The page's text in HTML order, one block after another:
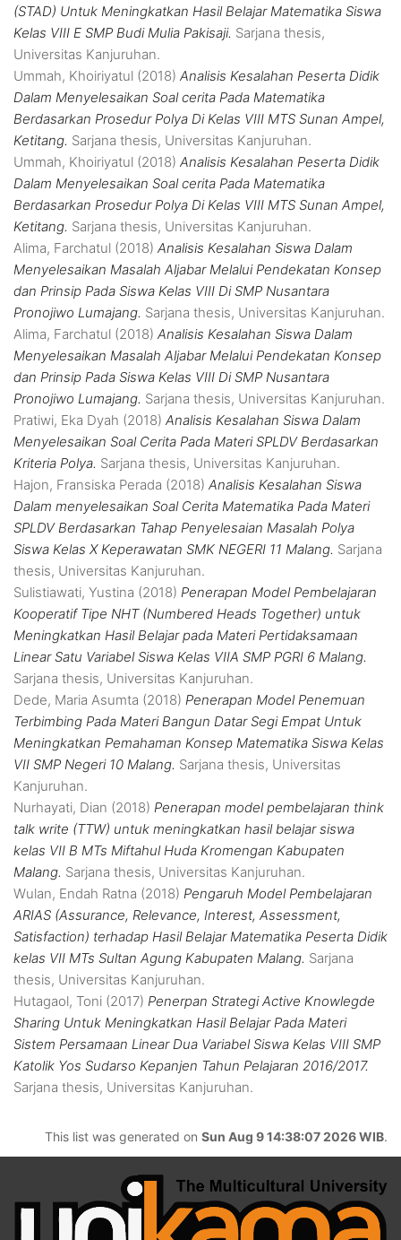
(STAD) Untuk Meningkatkan Hasil Belajar Matematika Siswa
Kelas VIII E SMP Budi Mulia Pakisaji. Sarjana thesis,
Universitas Kanjuruhan.
Ummah, Khoiriyatul (2018) Analisis Kesalahan Peserta Didik
Dalam Menyelesaikan Soal cerita Pada Matematika
Berdasarkan Prosedur Polya Di Kelas VIII MTS Sunan Ampel,
Ketitang. Sarjana thesis, Universitas Kanjuruhan.
Ummah, Khoiriyatul (2018) Analisis Kesalahan Peserta Didik
Dalam Menyelesaikan Soal cerita Pada Matematika
Berdasarkan Prosedur Polya Di Kelas VIII MTS Sunan Ampel,
Ketitang. Sarjana thesis, Universitas Kanjuruhan.
Alima, Farchatul (2018) Analisis Kesalahan Siswa Dalam
Menyelesaikan Masalah Aljabar Melalui Pendekatan Konsep
dan Prinsip Pada Siswa Kelas VIII Di SMP Nusantara
Pronojiwo Lumajang. Sarjana thesis, Universitas Kanjuruhan.
Alima, Farchatul (2018) Analisis Kesalahan Siswa Dalam
Menyelesaikan Masalah Aljabar Melalui Pendekatan Konsep
dan Prinsip Pada Siswa Kelas VIII Di SMP Nusantara
Pronojiwo Lumajang. Sarjana thesis, Universitas Kanjuruhan.
Pratiwi, Eka Dyah (2018) Analisis Kesalahan Siswa Dalam
Menyelesaikan Soal Cerita Pada Materi SPLDV Berdasarkan
Kriteria Polya. Sarjana thesis, Universitas Kanjuruhan.
Hajon, Fransiska Perada (2018) Analisis Kesalahan Siswa
Dalam menyelesaikan Soal Cerita Matematika Pada Materi
SPLDV Berdasarkan Tahap Penyelesaian Masalah Polya
Siswa Kelas X Keperawatan SMK NEGERI 11 Malang. Sarjana
thesis, Universitas Kanjuruhan.
Sulistiawati, Yustina (2018) Penerapan Model Pembelajaran
Kooperatif Tipe NHT (Numbered Heads Together) untuk
Meningkatkan Hasil Belajar pada Materi Pertidaksamaan
Linear Satu Variabel Siswa Kelas VIIA SMP PGRI 6 Malang.
Sarjana thesis, Universitas Kanjuruhan.
Dede, Maria Asumta (2018) Penerapan Model Penemuan
Terbimbing Pada Materi Bangun Datar Segi Empat Untuk
Meningkatkan Pemahaman Konsep Matematika Siswa Kelas
VII SMP Negeri 10 Malang. Sarjana thesis, Universitas
Kanjuruhan.
Nurhayati, Dian (2018) Penerapan model pembelajaran think
talk write (TTW) untuk meningkatkan hasil belajar siswa
kelas VII B MTs Miftahul Huda Kromengan Kabupaten
Malang. Sarjana thesis, Universitas Kanjuruhan.
Wulan, Endah Ratna (2018) Pengaruh Model Pembelajaran
ARIAS (Assurance, Relevance, Interest, Assessment,
Satisfaction) terhadap Hasil Belajar Matematika Peserta Didik
kelas VII MTs Sultan Agung Kabupaten Malang. Sarjana
thesis, Universitas Kanjuruhan.
Hutagaol, Toni (2017) Penerpan Strategi Active Knowlegde
Sharing Untuk Meningkatkan Hasil Belajar Pada Materi
Sistem Persamaan Linear Dua Variabel Siswa Kelas VIII SMP
Katolik Yos Sudarso Kepanjen Tahun Pelajaran 2016/2017.
Sarjana thesis, Universitas Kanjuruhan.
This list was generated on Sun Aug 9 14:38:07 2026 WIB.